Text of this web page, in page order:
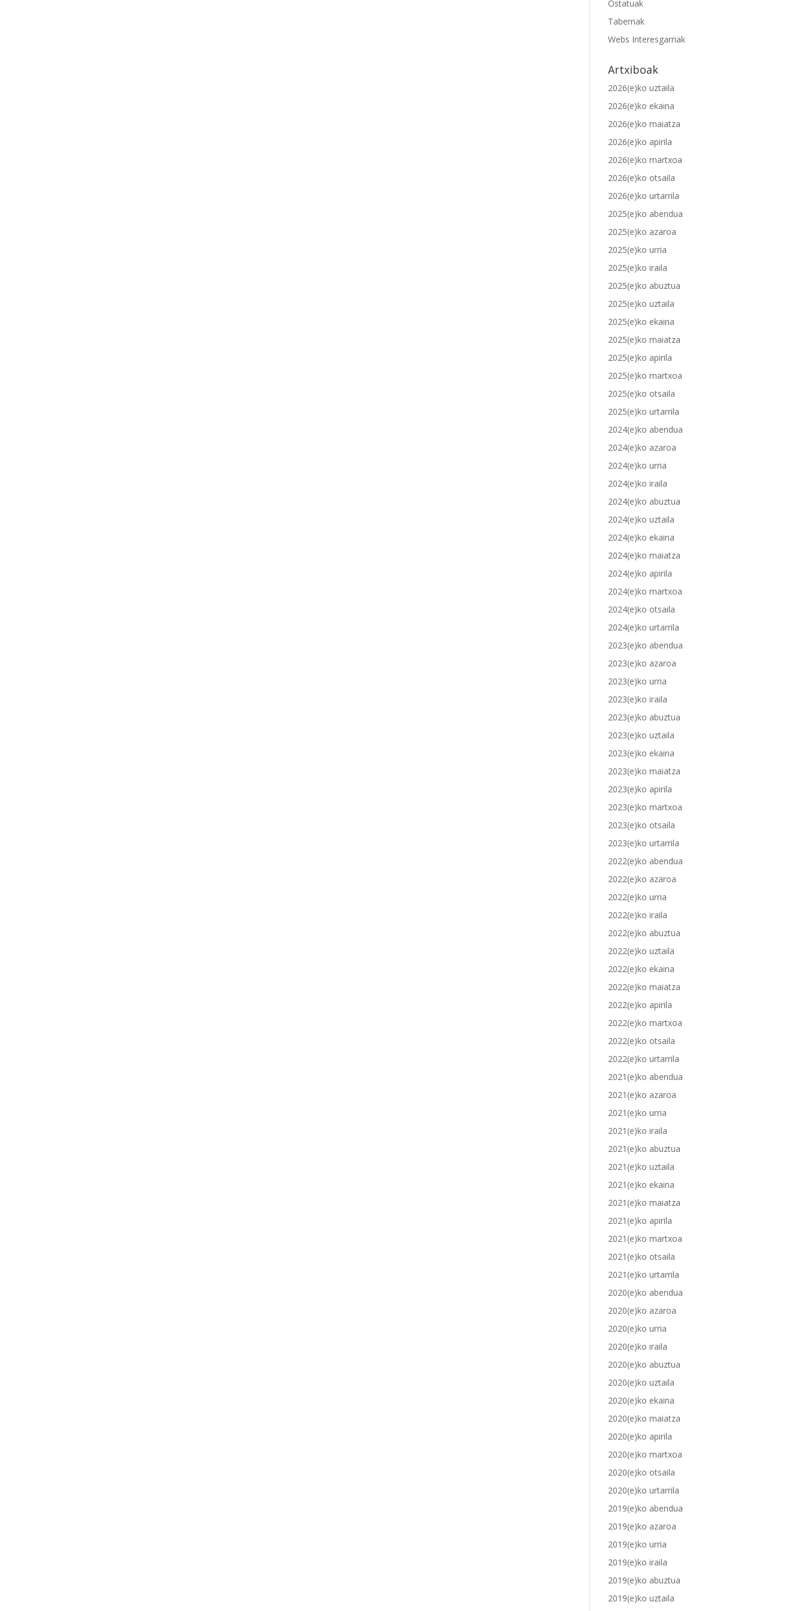
Ostatuak
Tabernak
Webs Interesgarriak
Artxiboak
2026(e)ko uztaila
2026(e)ko ekaina
2026(e)ko maiatza
2026(e)ko apirila
2026(e)ko martxoa
2026(e)ko otsaila
2026(e)ko urtarrila
2025(e)ko abendua
2025(e)ko azaroa
2025(e)ko urria
2025(e)ko iraila
2025(e)ko abuztua
2025(e)ko uztaila
2025(e)ko ekaina
2025(e)ko maiatza
2025(e)ko apirila
2025(e)ko martxoa
2025(e)ko otsaila
2025(e)ko urtarrila
2024(e)ko abendua
2024(e)ko azaroa
2024(e)ko urria
2024(e)ko iraila
2024(e)ko abuztua
2024(e)ko uztaila
2024(e)ko ekaina
2024(e)ko maiatza
2024(e)ko apirila
2024(e)ko martxoa
2024(e)ko otsaila
2024(e)ko urtarrila
2023(e)ko abendua
2023(e)ko azaroa
2023(e)ko urria
2023(e)ko iraila
2023(e)ko abuztua
2023(e)ko uztaila
2023(e)ko ekaina
2023(e)ko maiatza
2023(e)ko apirila
2023(e)ko martxoa
2023(e)ko otsaila
2023(e)ko urtarrila
2022(e)ko abendua
2022(e)ko azaroa
2022(e)ko urria
2022(e)ko iraila
2022(e)ko abuztua
2022(e)ko uztaila
2022(e)ko ekaina
2022(e)ko maiatza
2022(e)ko apirila
2022(e)ko martxoa
2022(e)ko otsaila
2022(e)ko urtarrila
2021(e)ko abendua
2021(e)ko azaroa
2021(e)ko urria
2021(e)ko iraila
2021(e)ko abuztua
2021(e)ko uztaila
2021(e)ko ekaina
2021(e)ko maiatza
2021(e)ko apirila
2021(e)ko martxoa
2021(e)ko otsaila
2021(e)ko urtarrila
2020(e)ko abendua
2020(e)ko azaroa
2020(e)ko urria
2020(e)ko iraila
2020(e)ko abuztua
2020(e)ko uztaila
2020(e)ko ekaina
2020(e)ko maiatza
2020(e)ko apirila
2020(e)ko martxoa
2020(e)ko otsaila
2020(e)ko urtarrila
2019(e)ko abendua
2019(e)ko azaroa
2019(e)ko urria
2019(e)ko iraila
2019(e)ko abuztua
2019(e)ko uztaila